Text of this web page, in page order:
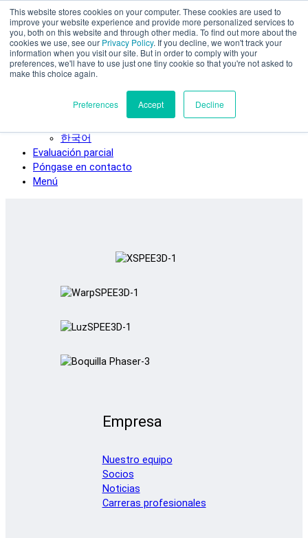
This website stores cookies on your computer. These cookies are used to
improve your website experience and provide more personalized services to
you, both on this website and through other media. To find out more about the
cookies we use, see our Privacy Policy. If you decline, we won't track your
information when you visit our site. But in order to comply with your
preferences, we'll have to use just one tiny cookie so that you're not asked to
make this choice again.
Preferences Accept Decline
Ir al contenido principal
SPEE3D
Español
English
Deutsch
Italiano
한국어
Evaluación parcial
Póngase en contacto
Menú
Empresa
Nuestro equipo
Socios
Noticias
Carreras profesionales